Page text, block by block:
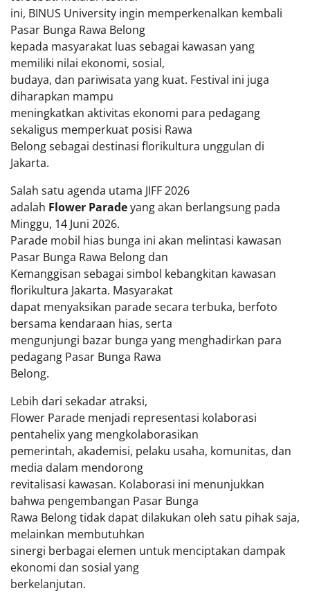
ini, BINUS University ingin memperkenalkan kembali
Pasar Bunga Rawa Belong
kepada masyarakat luas sebagai kawasan yang
memiliki nilai ekonomi, sosial,
budaya, dan pariwisata yang kuat. Festival ini juga
diharapkan mampu
meningkatkan aktivitas ekonomi para pedagang
sekaligus memperkuat posisi Rawa
Belong sebagai destinasi florikultura unggulan di
Jakarta.
Salah satu agenda utama JIFF 2026
adalah Flower Paradeyang akan berlangsung pada
Minggu, 14 Juni 2026.
Parade mobil hias bunga ini akan melintasi kawasan
Pasar Bunga Rawa Belong dan
Kemanggisan sebagai simbol kebangkitan kawasan
florikultura Jakarta. Masyarakat
dapat menyaksikan parade secara terbuka, berfoto
bersama kendaraan hias, serta
mengunjungi bazar bunga yang menghadirkan para
pedagang Pasar Bunga Rawa
Belong.
Lebih dari sekadar atraksi,
Flower Parade menjadi representasi kolaborasi
pentahelix yang mengkolaborasikan
pemerintah, akademisi, pelaku usaha, komunitas, dan
media dalam mendorong
revitalisasi kawasan. Kolaborasi ini menunjukkan
bahwa pengembangan Pasar Bunga
Rawa Belong tidak dapat dilakukan oleh satu pihak saja,
melainkan membutuhkan
sinergi berbagai elemen untuk menciptakan dampak
ekonomi dan sosial yang
berkelanjutan.